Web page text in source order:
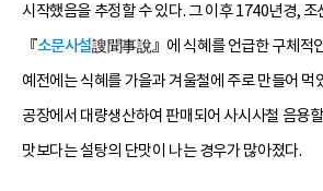
시작했음을 추정할 수 있다. 그 이후 1740년경, 조
『소문사설謏聞事說』에 식혜를 언급한 구체적
예전에는 식혜를 가을과 겨울철에 주로 만들어 먹
공장에서 대량생산하여 판매되어 사시사철 음용
맛보다는 설탕의 단맛이 나는 경우가 많아졌다.